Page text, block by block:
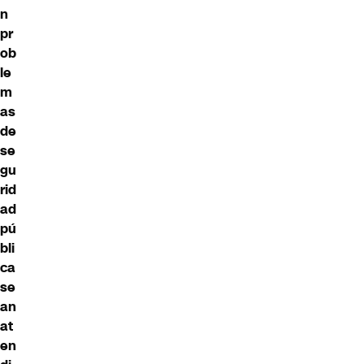
n
pr
ob
le
m
as
de
se
gu
rid
ad
pú
bli
ca
se
an
at
en